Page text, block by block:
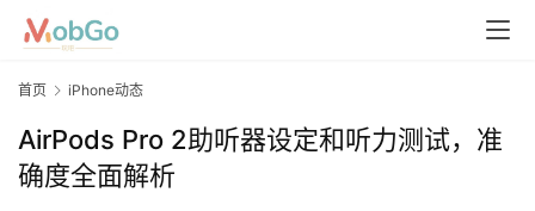
首页 iPhone动态
AirPods Pro 2助听器设定和听力测试，准
确度全面解析